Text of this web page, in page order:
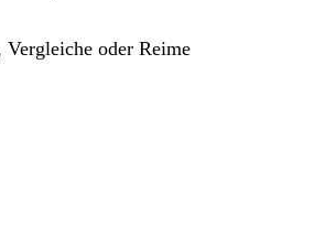
oder Reime